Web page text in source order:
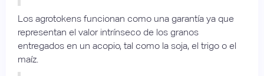
Los agrotokens funcionan como una garantía ya que
representan el valor intrínseco de los granos
entregados en un acopio, tal como la soja, el trigo o el
maíz.